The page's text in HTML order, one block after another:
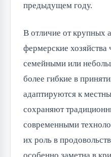
предыдущем году.
В отличие от крупных
фермерские хозяйства
семейными или
более гибкие в
адаптируются к
сохраняют
современными
их роль в